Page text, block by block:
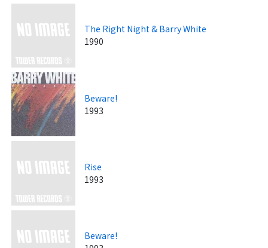
The Right Night & Barry White
1990
Beware!
1993
Rise
1993
Beware!